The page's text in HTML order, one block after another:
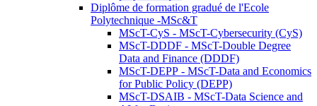
Diplôme de formation gradué de l'Ecole
Polytechnique -MSc&T
MScT-CyS - MScT-Cybersecurity (CyS)
MScT-DDDF - MScT-Double Degree
Data and Finance (DDDF)
MScT-DEPP - MScT-Data and Economics
for Public Policy (DEPP)
MScT-DSAIB - MScT-Data Science and